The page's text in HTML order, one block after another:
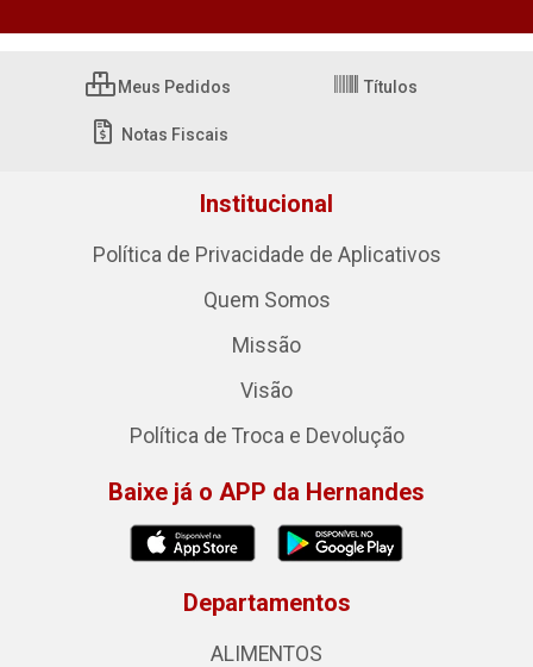
Meus Pedidos Títulos
Notas Fiscais
Institucional
Política de Privacidade de Aplicativos
Quem Somos
Missão
Visão
Política de Troca e Devolução
Baixe já o APP da Hernandes
Departamentos
ALIMENTOS